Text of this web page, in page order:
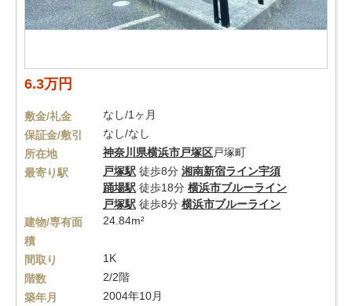
6.3万円
敷金/礼金
なし/1ヶ月
保証金/敷引
なし/なし
所在地
神奈川県横浜市戸塚区戸塚町
最寄り駅
戸塚駅 徒歩8分 湘南新宿ライン宇須
踊場駅 徒歩18分 横浜市ブルーライン
戸塚駅 徒歩8分 横浜市ブルーライン
建物/専有面
積
24.84m²
間取り
1K
階数
2/2階
築年月
2004年10月